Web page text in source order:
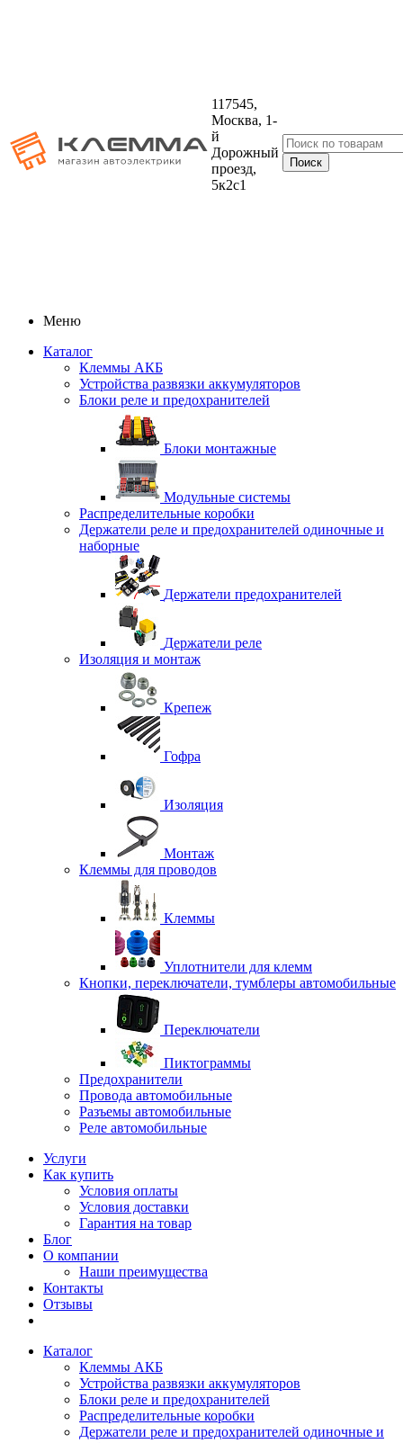
117545,
Москва, 1-
й
Дорожный
проезд,
5к2с1
Меню
Каталог
Клеммы АКБ
Устройства развязки аккумуляторов
Блоки реле и предохранителей
Блоки монтажные
Модульные системы
Распределительные коробки
Держатели реле и предохранителей одиночные и
наборные
Держатели предохранителей
Держатели реле
Изоляция и монтаж
Крепеж
Гофра
Изоляция
Монтаж
Клеммы для проводов
Клеммы
Уплотнители для клемм
Кнопки, переключатели, тумблеры автомобильные
Переключатели
Пиктограммы
Предохранители
Провода автомобильные
Разъемы автомобильные
Реле автомобильные
Услуги
Как купить
Условия оплаты
Условия доставки
Гарантия на товар
Блог
О компании
Наши преимущества
Контакты
Отзывы
Каталог
Клеммы АКБ
Устройства развязки аккумуляторов
Блоки реле и предохранителей
Распределительные коробки
Держатели реле и предохранителей одиночные и